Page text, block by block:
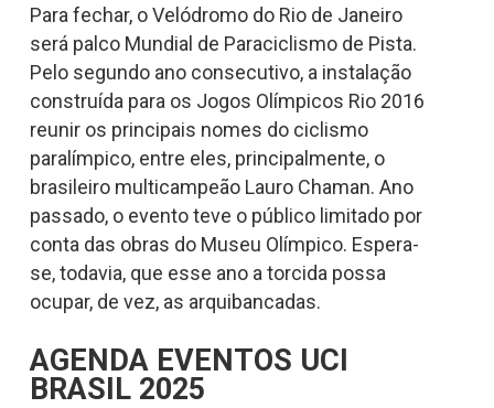
Para fechar, o Velódromo do Rio de Janeiro
será palco Mundial de Paraciclismo de Pista.
Pelo segundo ano consecutivo, a instalação
construída para os Jogos Olímpicos Rio 2016
reunir os principais nomes do ciclismo
paralímpico, entre eles, principalmente, o
brasileiro multicampeão Lauro Chaman. Ano
passado, o evento teve o público limitado por
conta das obras do Museu Olímpico. Espera-
se, todavia, que esse ano a torcida possa
ocupar, de vez, as arquibancadas.
AGENDA EVENTOS UCI
BRASIL 2025